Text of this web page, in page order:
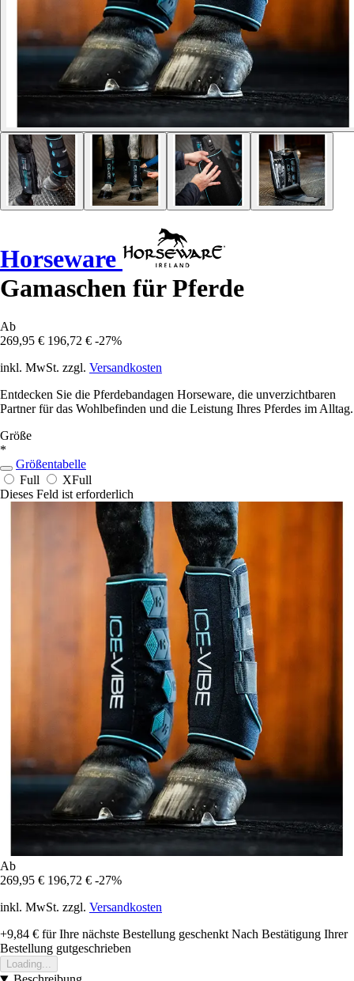
Horseware
Gamaschen für Pferde
Ab
269,95 € 196,72 € -27%
inkl. MwSt. zzgl. Versandkosten
Entdecken Sie die Pferdebandagen Horseware, die unverzichtbaren
Partner für das Wohlbefinden und die Leistung Ihres Pferdes im Alltag.
Größe
*
Größentabelle
Full
XFull
Dieses Feld ist erforderlich
Ab
269,95 € 196,72 € -27%
inkl. MwSt. zzgl. Versandkosten
+9,84 € für Ihre nächste Bestellung geschenkt Nach Bestätigung Ihrer
Bestellung gutgeschrieben
Loading...